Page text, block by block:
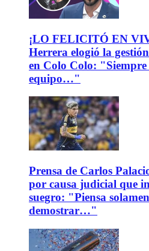
¡LO FELICITÓ EN
Herrera elogió la
en Colo Colo: "Siempre
equipo…"
Prensa de Carlos
por causa judicial que
suegro: "Piensa
demostrar…"